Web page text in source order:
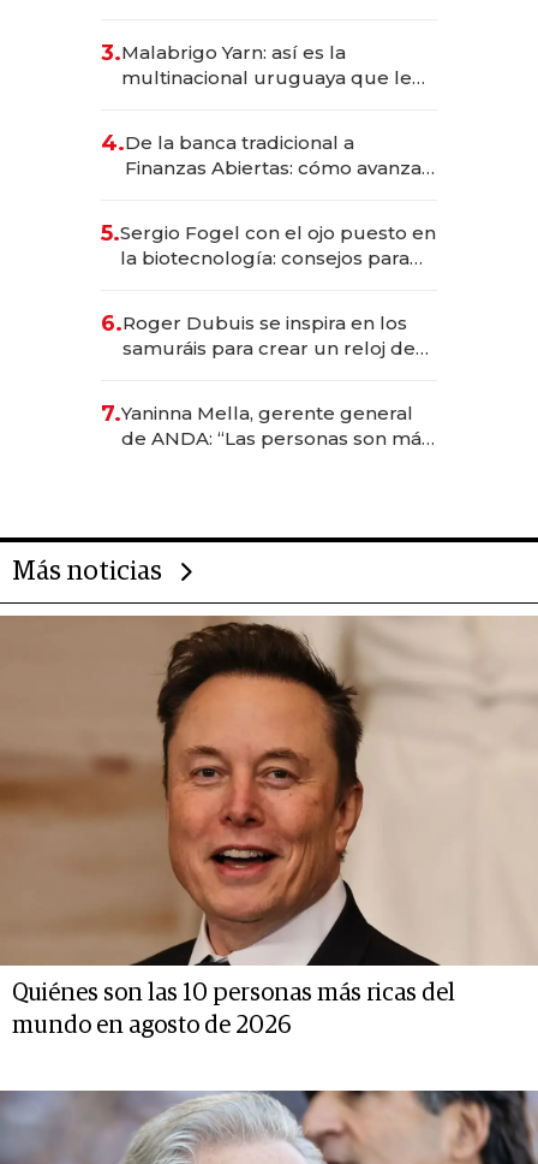
anticipación y prepara apertura
3.Malabrigo Yarn: así es la
multinacional uruguaya que le
4.De la banca tradicional a
Finanzas Abiertas: cómo avanza
5.Sergio Fogel con el ojo puesto en
la biotecnología: consejos para
6.Roger Dubuis se inspira en los
samuráis para crear un reloj de
7.Yaninna Mella, gerente general
de ANDA: “Las personas son más
Más noticias
Quiénes son las 10 personas más ricas del
mundo en agosto de 2026